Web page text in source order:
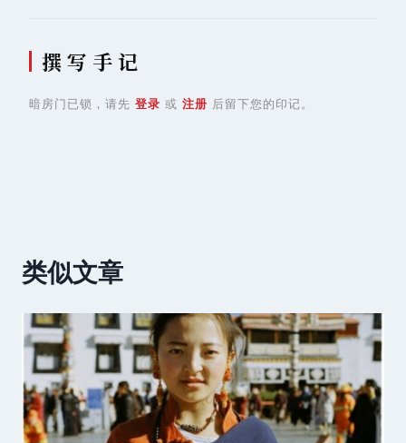
撰 写 手 记
暗房门已锁，请先 登录 或 注册 后留下您的印记。
类似文章